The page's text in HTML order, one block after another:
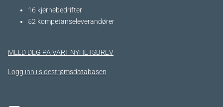
16 kjernebedrifter​
52 kompetanseleverandører
MELD DEG PÅ VÅRT NYHETSBREV
Logg inn i sidestrømsdatabasen